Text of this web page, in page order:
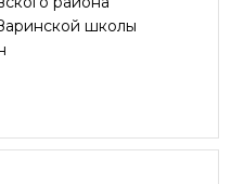
школы